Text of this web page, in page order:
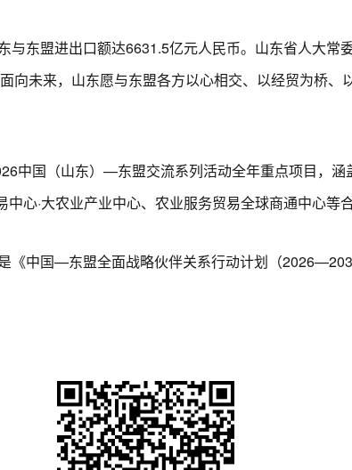
东盟进出口额达6631.5亿元人民币。山东省人大常
未来，山东愿与东盟各方以心相交、以经贸为桥、
国（山东）—东盟交流系列活动全年重点项目，涵
心·大农业产业中心、农业服务贸易全球商通中心等
中国—东盟全面战略伙伴关系行动计划（